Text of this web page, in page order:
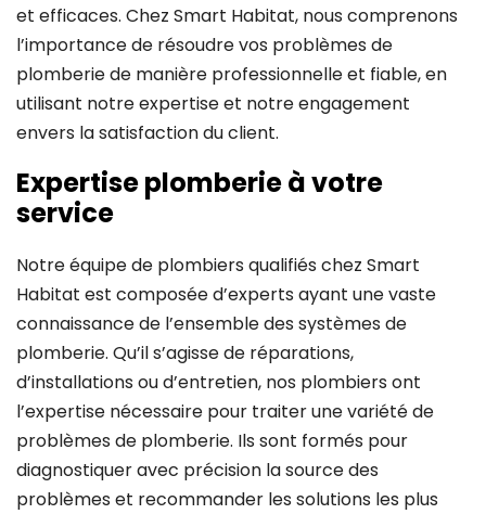
et efficaces. Chez Smart Habitat, nous comprenons
l’importance de résoudre vos problèmes de
plomberie de manière professionnelle et fiable, en
utilisant notre expertise et notre engagement
envers la satisfaction du client.
Expertise plomberie à votre
service
Notre équipe de plombiers qualifiés chez Smart
Habitat est composée d’experts ayant une vaste
connaissance de l’ensemble des systèmes de
plomberie. Qu’il s’agisse de réparations,
d’installations ou d’entretien, nos plombiers ont
l’expertise nécessaire pour traiter une variété de
problèmes de plomberie. Ils sont formés pour
diagnostiquer avec précision la source des
problèmes et recommander les solutions les plus